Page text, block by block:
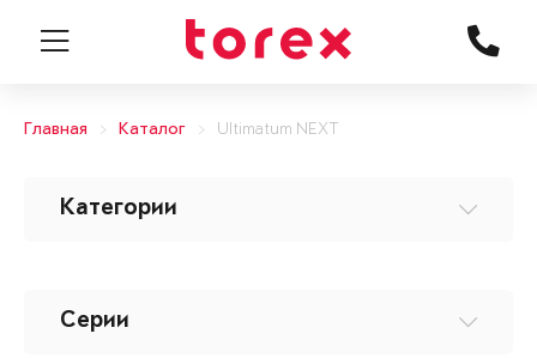
Главная Каталог Ultimatum NEXT
Категории
Серии